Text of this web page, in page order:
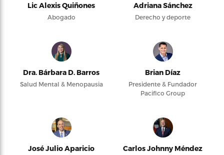
Lic Alexis Quiñones
Abogado
Adriana Sánchez
Derecho y deporte
Dra. Bárbara D. Barros
Salud Mental & Menopausia
Brian Díaz
Presidente & Fundador
Pacifico Group
José Julio Aparicio
Carlos Johnny Méndez